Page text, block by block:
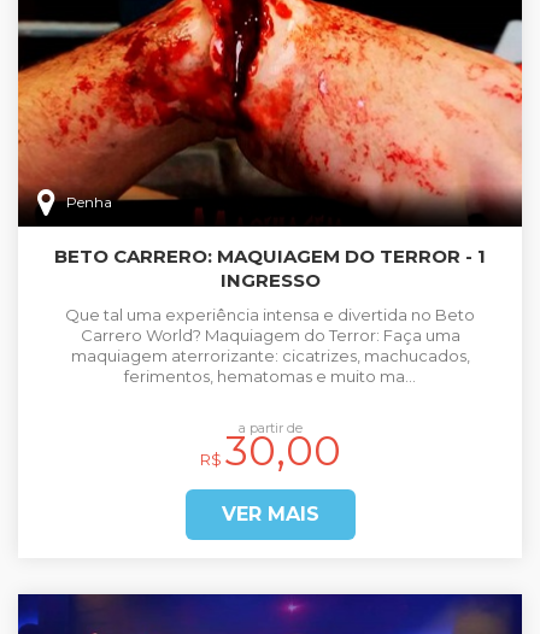
Penha
BETO CARRERO: MAQUIAGEM DO TERROR - 1
INGRESSO
Que tal uma experiência intensa e divertida no Beto
Carrero World? Maquiagem do Terror: Faça uma
maquiagem aterrorizante: cicatrizes, machucados,
ferimentos, hematomas e muito ma...
a partir de
R$ 30,00
VER MAIS